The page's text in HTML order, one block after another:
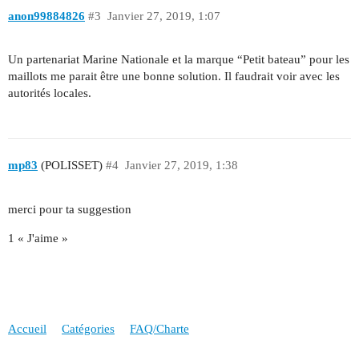
anon99884826 Janvier 27, 2019, 1:07
#3
Un partenariat Marine Nationale et la marque “Petit bateau” pour les
maillots me parait être une bonne solution. Il faudrait voir avec les
autorités locales.
mp83 (POLISSET) Janvier 27, 2019, 1:38
#4
merci pour ta suggestion
1 « J'aime »
Accueil Catégories FAQ/Charte